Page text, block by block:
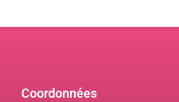
Coordonnées